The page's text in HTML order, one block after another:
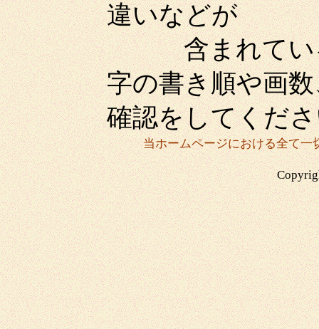
違いなどが
含まれている
字の書き順や画
確認をしてくだ
当ホームページにおける全て